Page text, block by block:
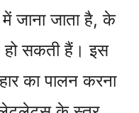
में जाना जाता है, के
हो सकती हैं। इस
का पालन करना